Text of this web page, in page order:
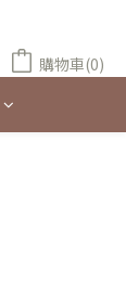
購物車(0)